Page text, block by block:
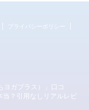
プライバシーポリシー
ヨガプラス）」口コ
？引用なしリアルレビ